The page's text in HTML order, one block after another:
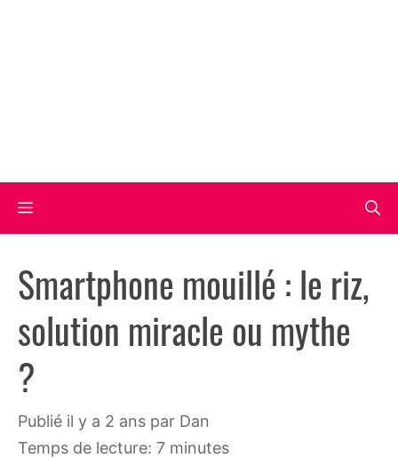
Menu
Smartphone mouillé : le riz,
solution miracle ou mythe
?
publié il y a 2 ans par Dan
Temps de lecture: 7 minutes